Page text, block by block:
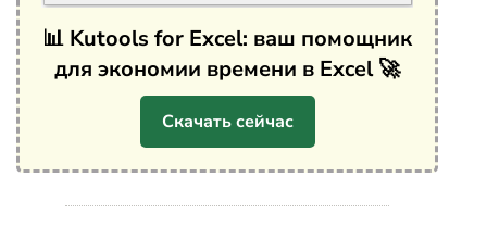
📊 Kutools for Excel: ваш помощник
для экономии времени в Excel 🚀
Скачать сейчас